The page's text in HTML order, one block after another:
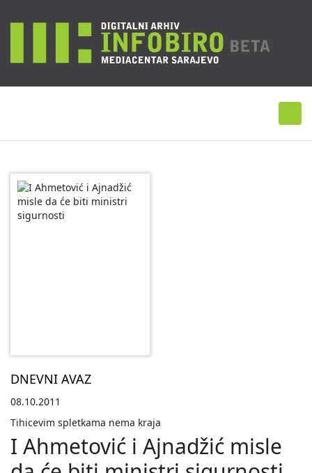
DNEVNI AVAZ
08.10.2011
Tihicevim spletkama nema kraja
I Ahmetović i Ajnadžić misle